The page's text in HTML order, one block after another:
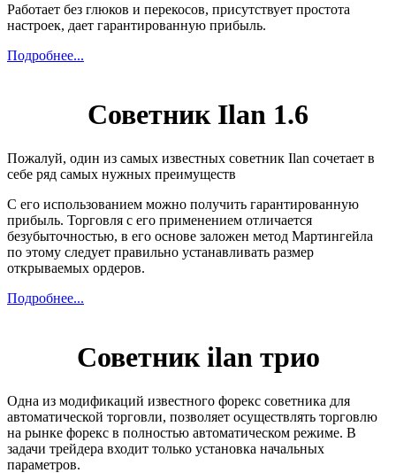
Работает без глюков и перекосов, присутствует простота
настроек, дает гарантированную прибыль.
Подробнее...
Советник Ilan 1.6
Пожалуй, один из самых известных советник Ilan сочетает в
себе ряд самых нужных преимуществ
С его использованием можно получить гарантированную
прибыль. Торговля с его применением отличается
безубыточностью, в его основе заложен метод Мартингейла
по этому следует правильно устанавливать размер
открываемых ордеров.
Подробнее...
Советник ilan трио
Одна из модификаций известного форекс советника для
автоматической торговли, позволяет осуществлять торговлю
на рынке форекс в полностью автоматическом режиме. В
задачи трейдера входит только установка начальных
параметров.